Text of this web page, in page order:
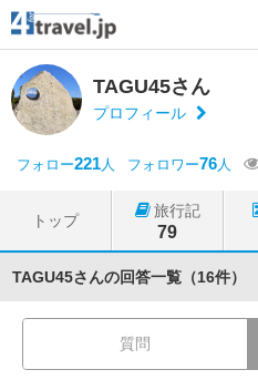
TAGU45さん
プロフィール
フォロー221人 フォロワー76人
トップ
旅行記
79
TAGU45さんの回答一覧（16件）
質問